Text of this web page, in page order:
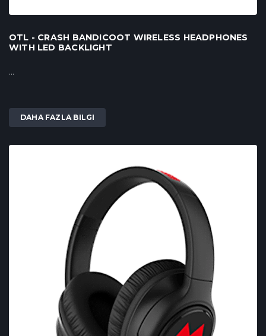
OTL - CRASH BANDICOOT WIRELESS HEADPHONES
WITH LED BACKLIGHT
...
DAHA FAZLA BILGI